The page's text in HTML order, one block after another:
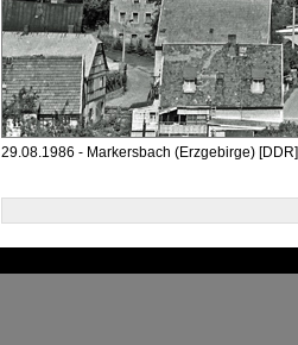
29.08.1986 - Markersbach (Erzgebirge) [DDR]